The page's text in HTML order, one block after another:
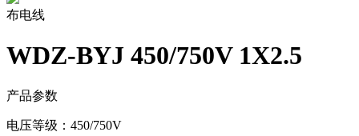
布电线
WDZ-BYJ 450/750V 1X2.5
产品参数
电压等级：450/750V